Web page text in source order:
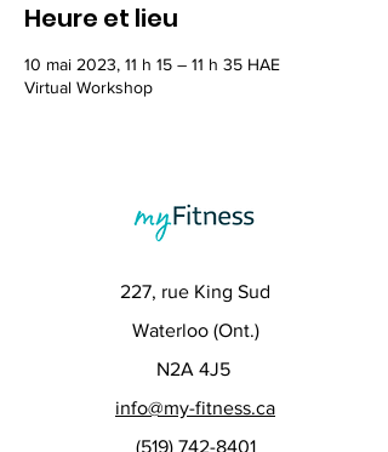
Heure et lieu
10 mai 2023, 11 h 15 – 11 h 35 HAE
Virtual Workshop
227, rue King Sud
Waterloo (Ont.)
N2A 4J5
info@my-fitness.ca
(519) 742-8401